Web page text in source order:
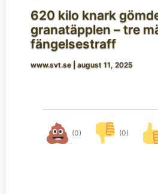
620 kilo knark
granatäpplen – tre
fängelsestraff
www.svt.se august 11, 2025
(0) (0)